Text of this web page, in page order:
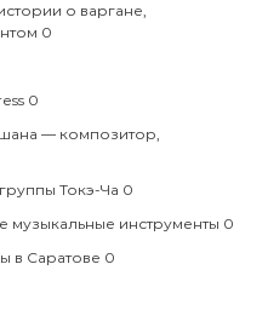
о варгане,
0
0
— композитор,
Токэ-Ча 0
музыкальные инструменты 0
в Саратове 0